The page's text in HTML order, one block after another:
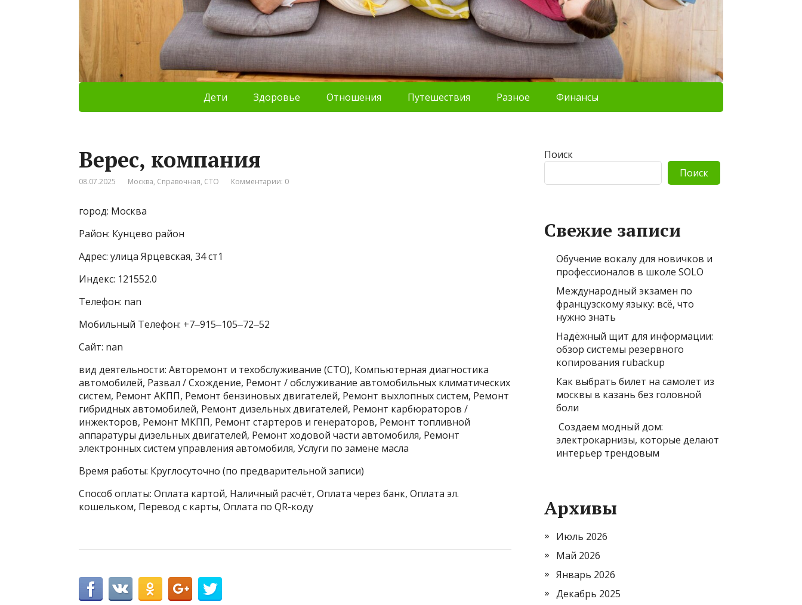
Дети Здоровье Отношения Путешествия Разное Финансы
Верес, компания
08.07.2025 Москва, Справочная, СТО Комментарии: 0
город: Москва
Район: Кунцево район
Адрес: улица Ярцевская, 34 ст1
Индекс: 121552.0
Телефон: nan
Мобильный Телефон: +7‒915‒105‒72‒52
Сайт: nan
вид деятельности: Авторемонт и техобслуживание (СТО), Компьютерная диагностика
автомобилей, Развал / Схождение, Ремонт / обслуживание автомобильных климатических
систем, Ремонт АКПП, Ремонт бензиновых двигателей, Ремонт выхлопных систем, Ремонт
гибридных автомобилей, Ремонт дизельных двигателей, Ремонт карбюраторов /
инжекторов, Ремонт МКПП, Ремонт стартеров и генераторов, Ремонт топливной
аппаратуры дизельных двигателей, Ремонт ходовой части автомобиля, Ремонт
электронных систем управления автомобиля, Услуги по замене масла
Время работы: Круглосуточно (по предварительной записи)
Способ оплаты: Оплата картой, Наличный расчёт, Оплата через банк, Оплата эл.
кошельком, Перевод с карты, Оплата по QR-коду
Поиск
Поиск
Свежие записи
Обучение вокалу для новичков и
профессионалов в школе SOLO
Международный экзамен по
французскому языку: всё, что
нужно знать
Надёжный щит для информации:
обзор системы резервного
копирования rubackup
Как выбрать билет на самолет из
москвы в казань без головной
боли
Создаем модный дом:
электрокарнизы, которые делают
интерьер трендовым
Архивы
Июль 2026
Май 2026
Январь 2026
Декабрь 2025